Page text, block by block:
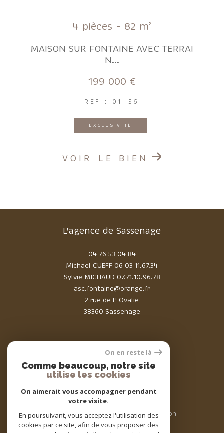
4 pièces - 82 m²
MAISON SUR FONTAINE AVEC TERRAI
N...
199 000 €
REF : 01456
EXCLUSIVITÉ
VOIR LE BIEN
L'agence de Sassenage
04 76 53 04 84
2 rue de l' Ovalie
38360 Sassenage
Michael CUEFF 06 03 11.67.34
Sylvie MICHAUD 07.71.10.96.78
asc.fontaine@orange.fr
Adhérents
© 2026 | Tous droits réservés | Traduction
powered by Google |
On en reste là
Comme beaucoup, notre site
utilise les cookies
On aimerait vous accompagner pendant
votre visite.
En poursuivant, vous acceptez l'utilisation des
cookies par ce site, afin de vous proposer des